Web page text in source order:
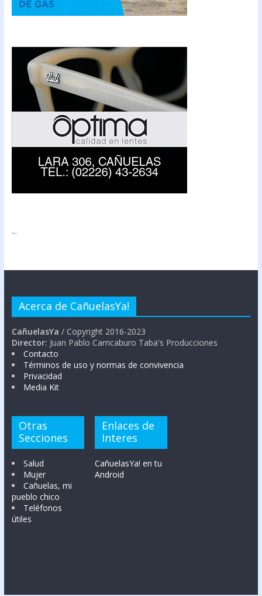
...
Acerca de CañuelasYa!
CañuelasYa / Copyright 2016-2023
Director: Juan Pablo Carricaburo Taba's Producciones
Contacto
Términos de uso y normas de convivencia
Privacidad
Media Kit
Otras
Secciones
Salud
Mujer
Cañuelas, mi
pueblo chico
Teléfonos
útiles
Enlaces de
Interes
CañuelasYa! en tu
Android